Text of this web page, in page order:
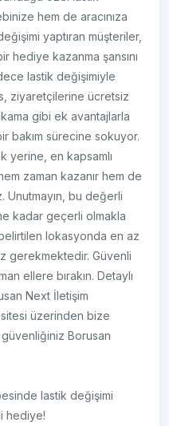
hem de aracınıza
yaptıran müşteriler,
hediye kazanma şansını
lastik değişimiyle
ziyaretçilerine ücretsiz
gibi ek avantajlarla
bakım sürecine sokuyor.
yerine, en kapsamlı
zaman kazanır hem de
Unutmayın, bu değerli
kadar geçerli olmakla
lokasyonda en az
gerekmektedir. Güvenli
ellere bırakın. Detaylı
Next İletişim
üzerinden bize
Borusan
lastik değişimi
hediye!